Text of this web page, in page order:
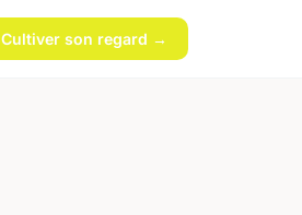
Cultiver son regard →